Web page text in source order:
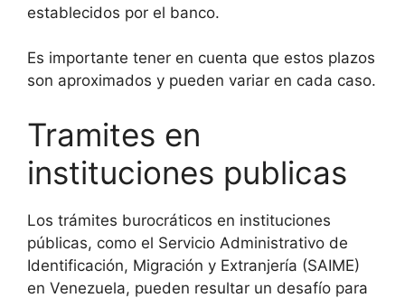
establecidos por el banco.
Es importante tener en cuenta que estos plazos
son aproximados y pueden variar en cada caso.
Tramites en
instituciones publicas
Los trámites burocráticos en instituciones
públicas, como el Servicio Administrativo de
Identificación, Migración y Extranjería (SAIME)
en Venezuela, pueden resultar un desafío para